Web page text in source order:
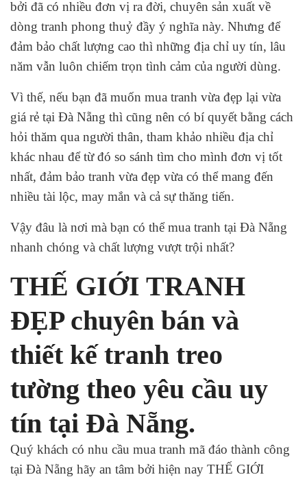
bởi đã có nhiều đơn vị ra đời, chuyên sản xuất về
dòng tranh phong thuỷ đầy ý nghĩa này. Nhưng để
đảm bảo chất lượng cao thì những địa chỉ uy tín, lâu
năm vẫn luôn chiếm trọn tình cảm của người dùng.
Vì thế, nếu bạn đã muốn mua tranh vừa đẹp lại vừa
giá rẻ tại Đà Nẵng thì cũng nên có bí quyết bằng cách
hỏi thăm qua người thân, tham khảo nhiều địa chỉ
khác nhau để từ đó so sánh tìm cho mình đơn vị tốt
nhất, đảm bảo tranh vừa đẹp vừa có thể mang đến
nhiều tài lộc, may mắn và cả sự thăng tiến.
Vậy đâu là nơi mà bạn có thể mua tranh tại Đà Nẵng
nhanh chóng và chất lượng vượt trội nhất?
THẾ GIỚI TRANH
ĐẸP chuyên bán và
thiết kế tranh treo
tường theo yêu cầu uy
tín tại Đà Nẵng.
Quý khách có nhu cầu mua tranh mã đáo thành công
tại Đà Nẵng hãy an tâm bởi hiện nay THẾ GIỚI